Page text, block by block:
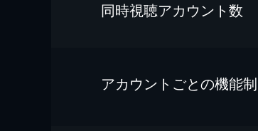
同時視聴アカウント数
アカウントごとの機能